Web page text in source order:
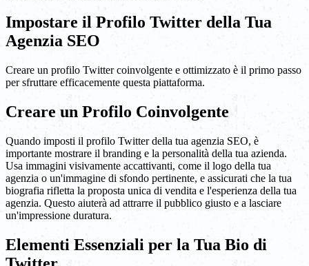
Impostare il Profilo Twitter della Tua
Agenzia SEO
Creare un profilo Twitter coinvolgente e ottimizzato è il primo passo
per sfruttare efficacemente questa piattaforma.
Creare un Profilo Coinvolgente
Quando imposti il profilo Twitter della tua agenzia SEO, è
importante mostrare il branding e la personalità della tua azienda.
Usa immagini visivamente accattivanti, come il logo della tua
agenzia o un'immagine di sfondo pertinente, e assicurati che la tua
biografia rifletta la proposta unica di vendita e l'esperienza della tua
agenzia. Questo aiuterà ad attrarre il pubblico giusto e a lasciare
un'impressione duratura.
Elementi Essenziali per la Tua Bio di